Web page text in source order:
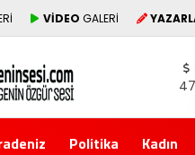
VİDEO GALERİ
Politika Kadın